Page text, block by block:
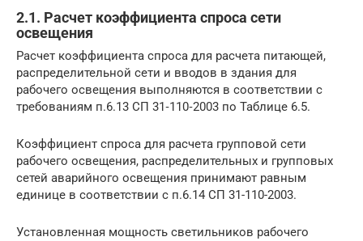
2.1. Расчет коэффициента спроса сети
освещения
Расчет коэффициента спроса для расчета питающей,
распределительной сети и вводов в здания для
рабочего освещения выполняются в соответствии с
требованиям п.6.13 СП 31‑110‑2003 по Таблице 6.5.
Коэффициент спроса для расчета групповой сети
рабочего освещения, распределительных и групповых
сетей аварийного освещения принимают равным
единице в соответствии с п.6.14 СП 31-110-2003.
Установленная мощность светильников рабочего